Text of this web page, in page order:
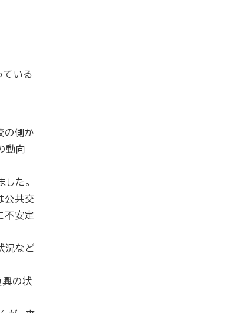
いる
の側か
動向
た。
公共交
不安定
況など
興の状